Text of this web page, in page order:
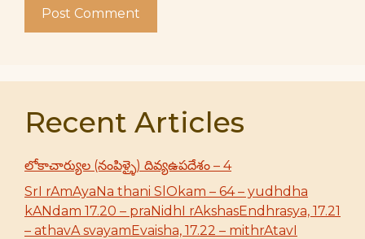
Recent Articles
లోకాచార్యుల (నంపిళ్ళై) దివ్యఉపదేశం – 4
SrI rAmAyaNa thani SlOkam – 64 – yudhdha
kANdam 17.20 – praNidhI rAkshasEndhrasya, 17.21
– athavA svayamEvaisha, 17.22 – mithrAtavI